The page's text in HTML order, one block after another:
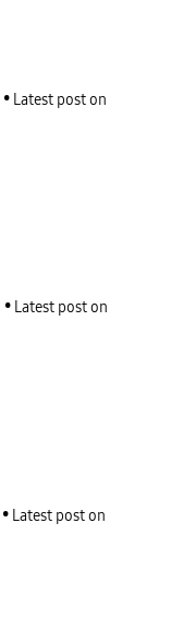
Latest post on
Latest post on
Latest post on